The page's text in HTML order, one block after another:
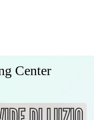
Center